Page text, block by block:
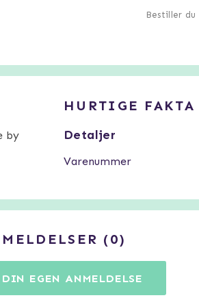
Bestiller
by
HURTIGE FAKTA
Detaljer
Varenummer
0
EGEN ANMELDELSE